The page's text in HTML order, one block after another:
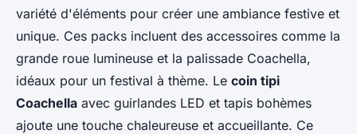
variété d'éléments pour créer une ambiance festive et
unique. Ces packs incluent des accessoires comme la
grande roue lumineuse et la palissade Coachella,
idéaux pour un festival à thème. Le coin tipi
Coachella avec guirlandes LED et tapis bohèmes
ajoute une touche chaleureuse et accueillante. Ce